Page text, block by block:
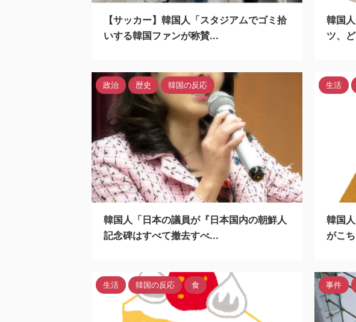
【サッカー】韓国人「スタジアムでゴミ拾
いする韓国ファンが称賛...
韓国
ツ、
2024/2/5
政治 歴史 韓国の反応
韓国人「日本の議員が『日本国内の朝鮮人
記念碑はすべて撤去すべ...
生活
韓国
がこ
生活 韓国の反応 食 事件